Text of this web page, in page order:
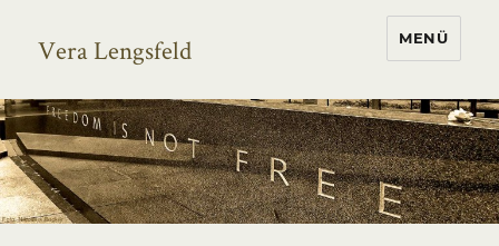
Vera Lengsfeld MENÜ